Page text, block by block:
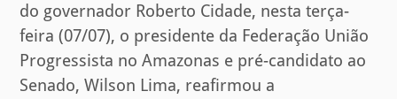
do governador Roberto Cidade, nesta terça-
feira (07/07), o presidente da Federação União
Progressista no Amazonas e pré-candidato ao
Senado, Wilson Lima, reafirmou a